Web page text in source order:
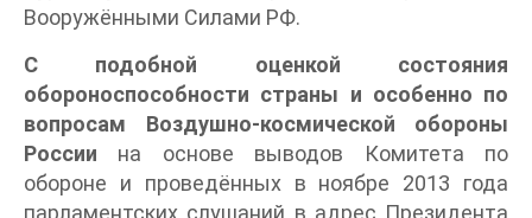
Вооружёнными Силами РФ.
С подобной оценкой состояния
обороноспособности страны и особенно по
вопросам Воздушно-космической обороны
России на основе выводов Комитета по
обороне и проведённых в ноябре 2013 года
парламентских слушаний в адрес Президента